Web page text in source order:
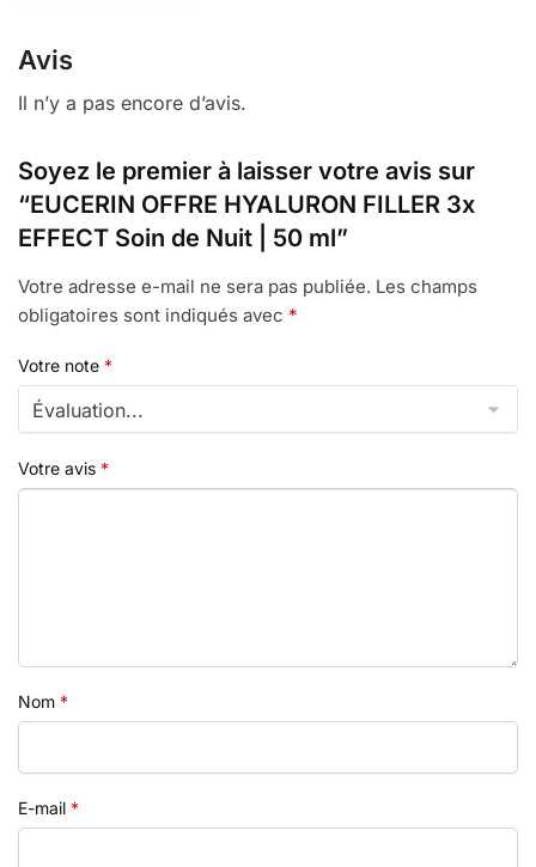
Avis
Il n’y a pas encore d’avis.
Soyez le premier à laisser votre avis sur
“EUCERIN OFFRE HYALURON FILLER 3x
EFFECT Soin de Nuit | 50 ml”
Votre adresse e-mail ne sera pas publiée. Les champs
obligatoires sont indiqués avec *
Votre note *
Votre avis *
Nom *
E-mail *